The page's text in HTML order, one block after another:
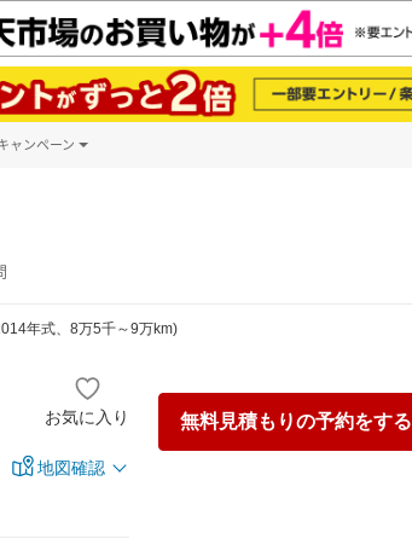
ャンペーン
年式、8万5千～9万km)
無料見積もりの予約をする
お気に入り
地図確認